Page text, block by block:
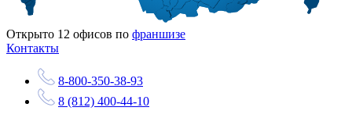
Открыто 12 офисов по франшизе
Контакты
8-800-350-38-93
8 (812) 400-44-10